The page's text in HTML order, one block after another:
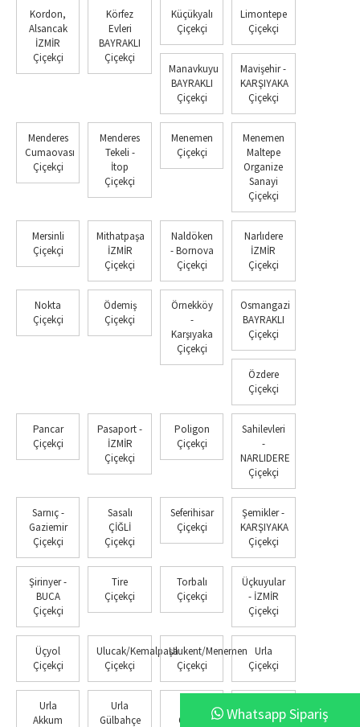
Kordon,
Alsancak
İZMİR
Çiçekçi
Körfez
Evleri
BAYRAKLI
Çiçekçi
Küçükyalı
Çiçekçi
Limontepe
Çiçekçi
Manavkuyu
BAYRAKLI
Çiçekçi
Mavişehir -
KARŞIYAKA
Çiçekçi
Menderes
Cumaovası
Çiçekçi
Menderes
Tekeli -
İtop
Çiçekçi
Menemen
Çiçekçi
Menemen
Maltepe
Organize
Sanayi
Çiçekçi
Mersinli
Çiçekçi
Mithatpaşa
İZMİR
Çiçekçi
Naldöken
- Bornova
Çiçekçi
Narlıdere
İZMİR
Çiçekçi
Nokta
Çiçekçi
Ödemiş
Çiçekçi
Örnekköy
-
Karşıyaka
Çiçekçi
Osmangazi
BAYRAKLI
Çiçekçi
Özdere
Çiçekçi
Pancar
Çiçekçi
Pasaport -
İZMİR
Çiçekçi
Poligon
Çiçekçi
Sahilevleri
-
NARLIDERE
Çiçekçi
Sarnıç -
Gaziemir
Çiçekçi
Sasalı
ÇİĞLİ
Çiçekçi
Seferihisar
Çiçekçi
Şemikler -
KARŞIYAKA
Çiçekçi
Şirinyer -
BUCA
Çiçekçi
Tire
Çiçekçi
Torbalı
Çiçekçi
Üçkuyular
- İZMİR
Çiçekçi
Üçyol
Çiçekçi
Ulucak/Kemalpaşa
Çiçekçi
Ulukent/Menemen
Çiçekçi
Urla
Çiçekçi
Urla
Akkum
Urla
Gülbahçe
Özbek
BORNOVA
Whatsapp Sipariş